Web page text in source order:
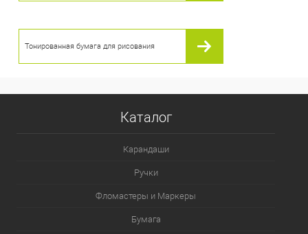
Тонированная бумага для рисования
Каталог
Карандаши
Ручки
Фломастеры и Маркеры
Бумага